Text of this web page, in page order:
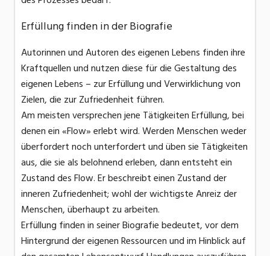
Erfüllung finden in der Biografie
Autorinnen und Autoren des eigenen Lebens finden ihre
Kraftquellen und nutzen diese für die Gestaltung des
eigenen Lebens – zur Erfüllung und Verwirklichung von
Zielen, die zur Zufriedenheit führen.
Am meisten versprechen jene Tätigkeiten Erfüllung, bei
denen ein «Flow» erlebt wird. Werden Menschen weder
überfordert noch unterfordert und üben sie Tätigkeiten
aus, die sie als belohnend erleben, dann entsteht ein
Zustand des Flow. Er beschreibt einen Zustand der
inneren Zufriedenheit; wohl der wichtigste Anreiz der
Menschen, überhaupt zu arbeiten.
Erfüllung finden in seiner Biografie bedeutet, vor dem
Hintergrund der eigenen Ressourcen und im Hinblick auf